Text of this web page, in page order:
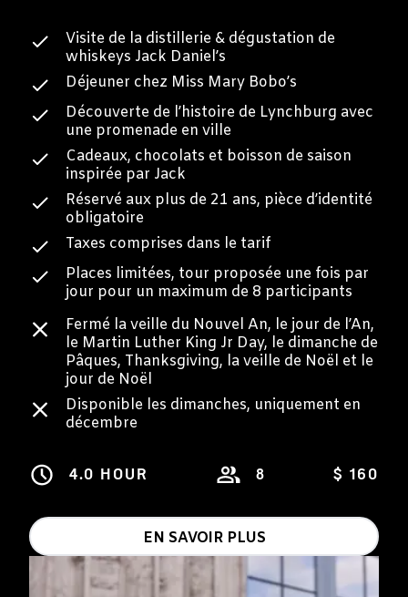
Visite de la distillerie & dégustation de
whiskeys Jack Daniel’s
Déjeuner chez Miss Mary Bobo’s
Découverte de l’histoire de Lynchburg avec
une promenade en ville
Cadeaux, chocolats et boisson de saison
inspirée par Jack
Réservé aux plus de 21 ans, pièce d’identité
obligatoire
Taxes comprises dans le tarif
Places limitées, tour proposée une fois par
jour pour un maximum de 8 participants
Fermé la veille du Nouvel An, le jour de l’An,
le Martin Luther King Jr Day, le dimanche de
Pâques, Thanksgiving, la veille de Noël et le
jour de Noël
Disponible les dimanches, uniquement en
décembre
4.0 HOUR 8 $ 160
EN SAVOIR PLUS